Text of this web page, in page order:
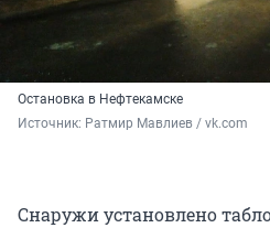
Остановка в Нефтекамске
Источник: Ратмир Мавлиев / vk.com
Снаружи установлено